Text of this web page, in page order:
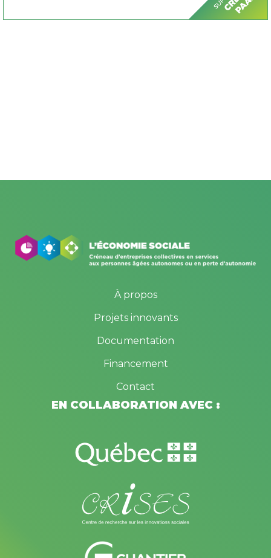
À propos
Projets innovants
Documentation
Financement
Contact
EN COLLABORATION AVEC :